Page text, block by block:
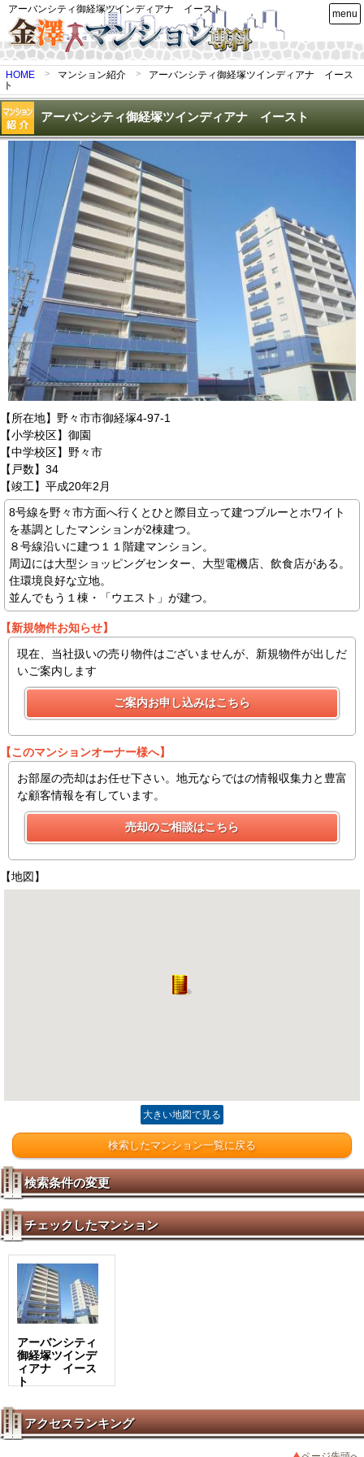
アーバンシティ御経塚ツインディアナ イースト
HOME マンション紹介
アーバンシティ御経塚ツインディアナ イース
ト
アーバンシティ御経塚ツインディアナ イースト
【所在地】野々市市御経塚4-97-1
【小学校区】御園
【中学校区】野々市
【戸数】34
【竣工】平成20年2月
8号線を野々市方面へ行くとひと際目立って建つブルーとホワイト
を基調としたマンションが2棟建つ。
８号線沿いに建つ１１階建マンション。
周辺には大型ショッピングセンター、大型電機店、飲食店がある。
住環境良好な立地。
並んでもう１棟・「ウエスト」が建つ。
【新規物件お知らせ】
現在、当社扱いの売り物件はございませんが、新規物件が出しだ
いご案内します
【このマンションオーナー様へ】
お部屋の売却はお任せ下さい。地元ならではの情報収集力と豊富
な顧客情報を有しています。
【地図】
大きい地図で見る
検索したマンション一覧に戻る
検索条件の変更
チェックしたマンション
アーバンシティ
御経塚ツインデ
ィアナ イース
ト
アクセスランキング
menu